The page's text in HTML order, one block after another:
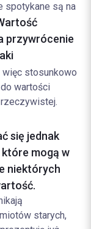
spotykane są na
przywrócenie
stosunkowo
wartości
się jednak
mogą w
niektórych
starych,